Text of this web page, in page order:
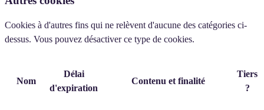
Cookies à d'autres fins qui ne relèvent d'aucune des catégories ci-
dessus. Vous pouvez désactiver ce type de cookies.
Nom
Délai
d'expiration
Contenu et finalité
Tiers
?